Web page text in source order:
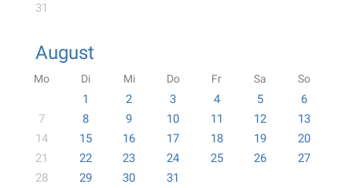
31
August
Mo Di Mi Do Fr Sa So
1 2 3 4 5
6
7
8 9 10 11 12
13
14
15 16 17 18 19
20
21
22 23 24 25 26
27
28
29 30 31